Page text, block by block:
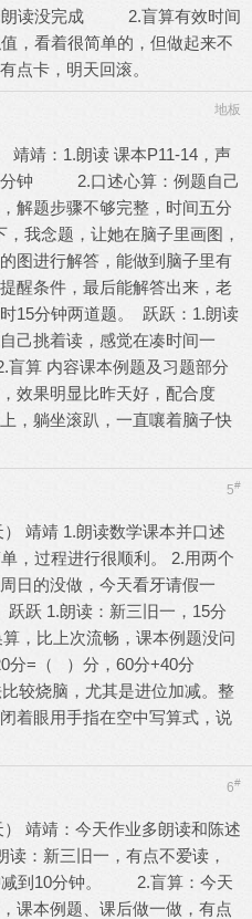
朗读没完成 2.盲算有效时间
，看着很简单的，但做起来不
点卡，明天回滚。
地板
靖靖：1.朗读 课本P11-14，声
分钟 2.口述心算：例题自己
解题步骤不够完整，时间五分
念题，让她在脑子里画图，
图进行解答，能做到脑子里有
醒条件，最后能解答出来，老
15分钟两道题。 跃跃：1.朗读
己挑着读，感觉在凑时间一
内容课本例题及习题部分
效果明显比昨天好，配合度
，躺坐滚趴，一直嚷着脑子快
5#
靖靖 1.朗读数学课本并口述
，过程进行很顺利。 2.用两个
日的没做，今天看牙请假一
跃 1.朗读：新三旧一，15分
比上次流畅，课本例题没问
分=（ ）分，60分+40分
较烧脑，尤其是进位加减。整
着眼用手指在空中写算式，说
6#
靖靖：今天作业多朗读和陈述
：新三旧一，有点不爱读，
减到10分钟。 2.盲算：今天
课本例题、课后做一做，有点